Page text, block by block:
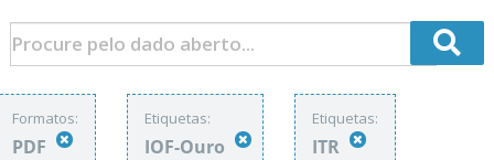
Formatos:
PDF
Etiquetas:
IOF-Ouro
Etiquetas:
ITR